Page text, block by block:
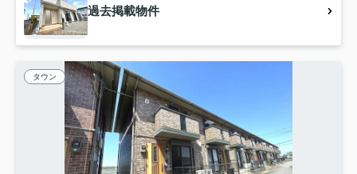
過去掲載物件
タウン